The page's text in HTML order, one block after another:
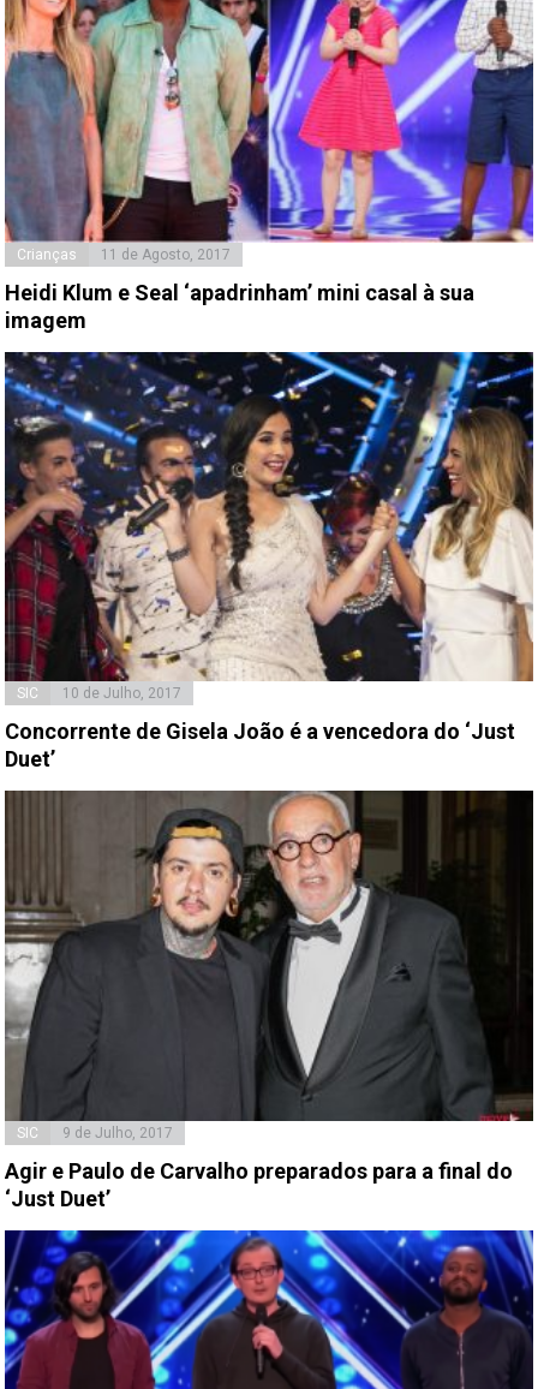
Crianças 11 de Agosto, 2017
Heidi Klum e Seal ‘apadrinham’ mini casal à sua
imagem
SIC 10 de Julho, 2017
Concorrente de Gisela João é a vencedora do ‘Just
Duet’
SIC 9 de Julho, 2017
Agir e Paulo de Carvalho preparados para a final do
‘Just Duet’